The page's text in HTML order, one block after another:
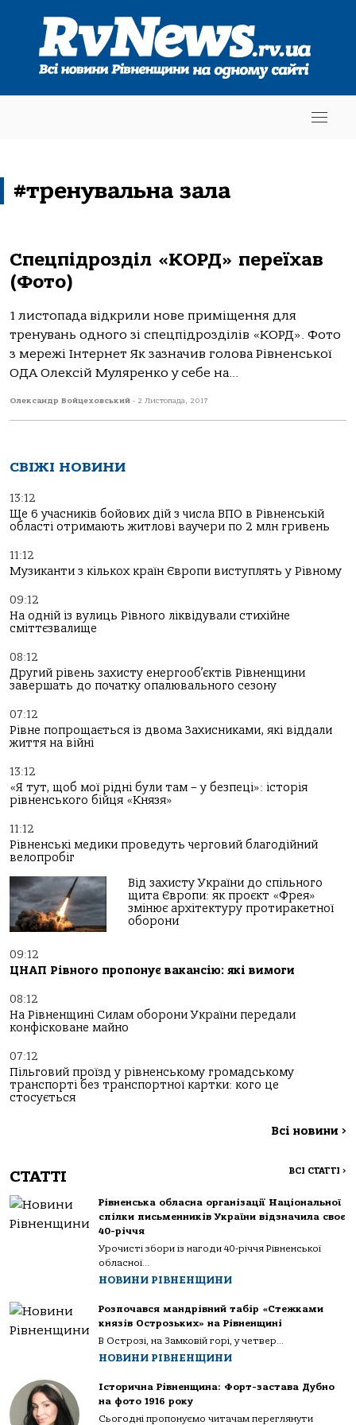
#тренувальна зала
Спецпідрозділ «КОРД» переїхав
(Фото)
1 листопада відкрили нове приміщення для
тренувань одного зі спецпідрозділів «КОРД». Фото
з мережі Інтернет Як зазначив голова Рівненської
ОДА Олексій Муляренко у себе на...
Олександр Войцеховський - 2 Листопада, 2017
СВІЖІ НОВИНИ
13:12
Ще 6 учасників бойових дій з числа ВПО в Рівненській
області отримають житлові ваучери по 2 млн гривень
11:12
Музиканти з кількох країн Європи виступлять у Рівному
09:12
На одній із вулиць Рівного ліквідували стихійне
сміттєзвалище
08:12
Другий рівень захисту енергооб’єктів Рівненщини
завершать до початку опалювального сезону
07:12
Рівне попрощається із двома Захисниками, які віддали
життя на війні
13:12
«Я тут, щоб мої рідні були там – у безпеці»: історія
рівненського бійця «Князя»
11:12
Рівненські медики проведуть черговий благодійний
велопробіг
Від захисту України до спільного
щита Європи: як проєкт «Фрея»
змінює архітектуру протиракетної
оборони
09:12
ЦНАП Рівного пропонує вакансію: які вимоги
08:12
На Рівненщині Силам оборони України передали
конфісковане майно
07:12
Пільговий проїзд у рівненському громадському
транспорті без транспортної картки: кого це
стосується
Всі новини >
СТАТТІ ВСІ СТАТТІ >
Рівненська обласна організації Національної
спілки письменників України відзначила своє
40-річчя
Урочисті збори із нагоди 40-річчя Рівненської
обласної...
НОВИНИ РІВНЕНЩИНИ
Розпочався мандрівний табір «Стежками
князів Острозьких» на Рівненщині
В Острозі, на Замковій горі, у четвер...
НОВИНИ РІВНЕНЩИНИ
Історична Рівненщина: Форт-застава Дубно
на фото 1916 року
Сьогодні пропонуємо читачам переглянути